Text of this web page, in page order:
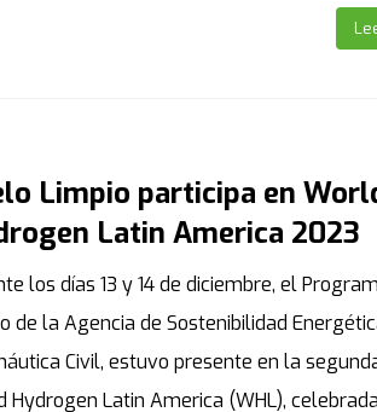
Limpio participa en
Latin America 2023
los días 13 y 14 de diciembre, el
de la Agencia de Sostenibilidad
Civil, estuvo presente en la
Hydrogen Latin America (WHL),